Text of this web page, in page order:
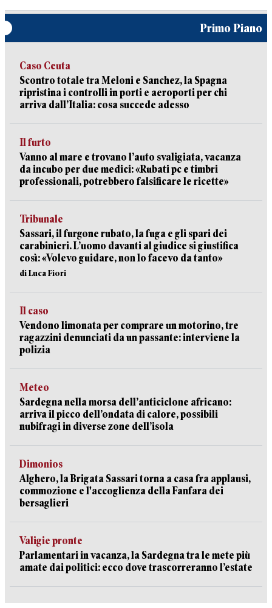
Primo Piano
Caso Ceuta
Scontro totale tra Meloni e Sanchez, la Spagna
ripristina i controlli in porti e aeroporti per chi
arriva dall’Italia: cosa succede adesso
Il furto
Vanno al mare e trovano l’auto svaligiata, vacanza
da incubo per due medici: «Rubati pc e timbri
professionali, potrebbero falsificare le ricette»
Tribunale
Sassari, il furgone rubato, la fuga e gli spari dei
carabinieri. L’uomo davanti al giudice si giustifica
così: «Volevo guidare, non lo facevo da tanto»
di Luca Fiori
Il caso
Vendono limonata per comprare un motorino, tre
ragazzini denunciati da un passante: interviene la
polizia
Meteo
Sardegna nella morsa dell’anticiclone africano:
arriva il picco dell’ondata di calore, possibili
nubifragi in diverse zone dell’isola
Dimonios
Alghero, la Brigata Sassari torna a casa fra applausi,
commozione e l'accoglienza della Fanfara dei
bersaglieri
Valigie pronte
Parlamentari in vacanza, la Sardegna tra le mete più
amate dai politici: ecco dove trascorreranno l’estate